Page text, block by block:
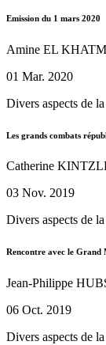
Emission du 1 mars 2020
Amine EL
01 Mar. 2020
Divers aspects de
Les grands combats
Catherine
03 Nov. 2019
Divers aspects de
Rencontre avec le
Jean-Philippe
06 Oct. 2019
Divers aspects de